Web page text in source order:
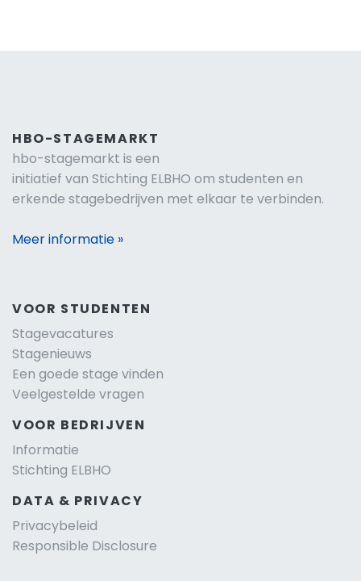
HBO-STAGEMARKT
hbo-stagemarkt is een
initiatief van Stichting ELBHO om studenten en
erkende stagebedrijven met elkaar te verbinden.
Meer informatie »
VOOR STUDENTEN
Stagevacatures
Stagenieuws
Een goede stage vinden
Veelgestelde vragen
VOOR BEDRIJVEN
Informatie
Stichting ELBHO
DATA & PRIVACY
Privacybeleid
Responsible Disclosure